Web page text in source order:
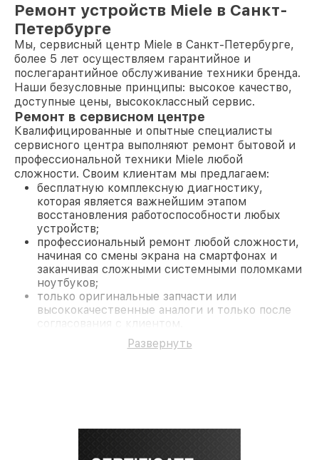
Ремонт устройств Miele в Санкт-
Петербурге
Мы, сервисный центр Miele в Санкт-Петербурге,
более 5 лет осуществляем гарантийное и
послегарантийное обслуживание техники бренда.
Наши безусловные принципы: высокое качество,
доступные цены, высококлассный сервис.
Ремонт в сервисном центре
Квалифицированные и опытные специалисты
сервисного центра выполняют ремонт бытовой и
профессиональной техники Miele любой
сложности. Своим клиентам мы предлагаем:
бесплатную комплексную диагностику,
которая является важнейшим этапом
восстановления работоспособности любых
устройств;
профессиональный ремонт любой сложности,
начиная со смены экрана на смартфонах и
заканчивая сложными системными поломками
ноутбуков;
только оригинальные запчасти или
высококачественные аналоги и только после
согласования с клиентом.
На все работы и замененные комплектующие
предоставляется длительная гарантия. В случае
Развернуть